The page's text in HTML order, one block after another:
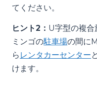
てください。
ヒント2： U字型の複合
ミンゴの駐車場の間に
ら レンタカーセンター
けます。